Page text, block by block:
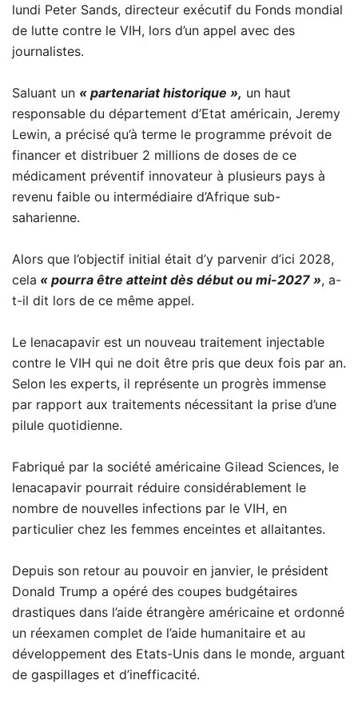
lundi Peter Sands, directeur exécutif du Fonds mondial
de lutte contre le VIH, lors d’un appel avec des
journalistes.
Saluant un « partenariat historique », un haut
responsable du département d’Etat américain, Jeremy
Lewin, a précisé qu’à terme le programme prévoit de
financer et distribuer 2 millions de doses de ce
médicament préventif innovateur à plusieurs pays à
revenu faible ou intermédiaire d’Afrique sub-
saharienne.
Alors que l’objectif initial était d’y parvenir d’ici 2028,
cela « pourra être atteint dès début ou mi-2027 », a-
t-il dit lors de ce même appel.
Le lenacapavir est un nouveau traitement injectable
contre le VIH qui ne doit être pris que deux fois par an.
Selon les experts, il représente un progrès immense
par rapport aux traitements nécessitant la prise d’une
pilule quotidienne.
Fabriqué par la société américaine Gilead Sciences, le
lenacapavir pourrait réduire considérablement le
nombre de nouvelles infections par le VIH, en
particulier chez les femmes enceintes et allaitantes.
Depuis son retour au pouvoir en janvier, le président
Donald Trump a opéré des coupes budgétaires
drastiques dans l’aide étrangère américaine et ordonné
un réexamen complet de l’aide humanitaire et au
développement des Etats-Unis dans le monde, arguant
de gaspillages et d’inefficacité.